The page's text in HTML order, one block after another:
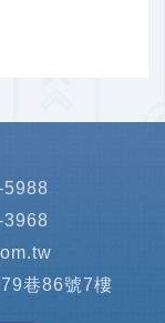
5988
3968
巷86號7樓